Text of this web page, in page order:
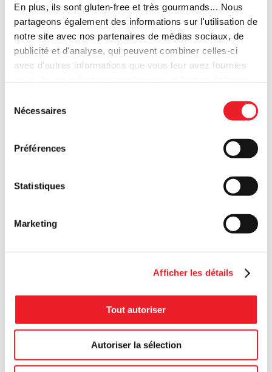
En plus, ils sont gluten-free et très gourmands... Nous
partageons également des informations sur l'utilisation de
notre site avec nos partenaires de médias sociaux, de
publicité et d'analyse, qui peuvent combiner celles-ci
avec d'autres informations que vous leur avez fournies
ou pas.
Nécessaires
Préférences
Statistiques
Marketing
Afficher les détails
Tout autoriser
Autoriser la sélection
Restaurant
Réf: 7049619
Localisation idéale a seulement quelques pas de l'avenue
restaurant spacieux et lumineux full équipé et rénové